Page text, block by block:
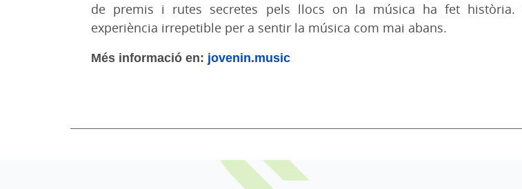
de premis i rutes secretes pels llocs on la música ha fet història.
experiència irrepetible per a sentir la música com mai abans.
Més informació en: jovenin.music